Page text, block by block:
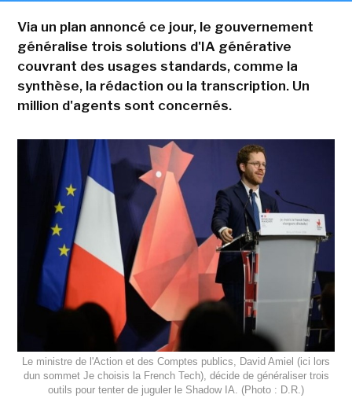
Via un plan annoncé ce jour, le gouvernement
généralise trois solutions d'IA générative
couvrant des usages standards, comme la
synthèse, la rédaction ou la transcription. Un
million d'agents sont concernés.
Le ministre de l'Action et des Comptes publics, David Amiel (ici lors
dun sommet Je choisis la French Tech), décide de généraliser trois
outils pour tenter de juguler le Shadow IA. (Photo : D.R.)